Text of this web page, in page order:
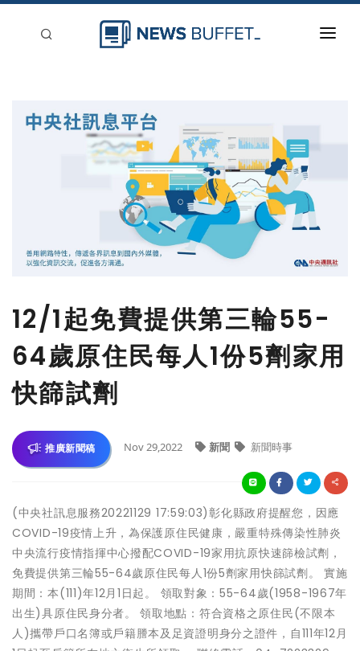
12/1起免費提供第三輪55-
64歲原住民每人1份5劑家用
快篩試劑
推廣新聞稿 Nov 29,2022 新聞 新聞時事
(中央社訊息服務20221129 17:59:03)彰化縣政府提醒您，因應
COVID-19疫情上升，為保護原住民健康，嚴重特殊傳染性肺炎
中央流行疫情指揮中心撥配COVID-19家用抗原快速篩檢試劑，
免費提供第三輪55-64歲原住民每人1份5劑家用快篩試劑。 實施
期間：本(111)年12月1日起。 領取對象：55-64歲(1958-1967年
出生)具原住民身分者。 領取地點：符合資格之原住民(不限本
人)攜帶戶口名簿或戶籍謄本及足資證明身分之證件，自111年12月